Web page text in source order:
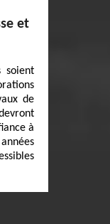
et
soient
de
à